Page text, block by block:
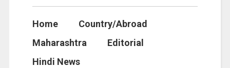
Home
Country/Abroad
Maharashtra
Editorial
Hindi News